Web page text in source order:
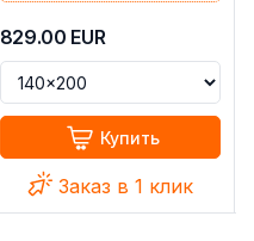
829.00 EUR
Купить
Заказ в 1 клик